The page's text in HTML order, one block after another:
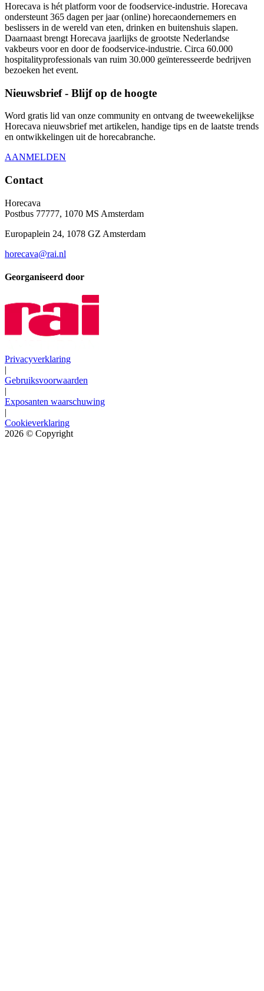
Horecava is hét platform voor de foodservice-industrie. Horecava
ondersteunt 365 dagen per jaar (online) horecaondernemers en
beslissers in de wereld van eten, drinken en buitenshuis slapen.
Daarnaast brengt Horecava jaarlijks de grootste Nederlandse
vakbeurs voor en door de foodservice-industrie. Circa 60.000
hospitalityprofessionals van ruim 30.000 geïnteresseerde bedrijven
bezoeken het event.
Nieuwsbrief - Blijf op de hoogte
Word gratis lid van onze community en ontvang de tweewekelijkse
Horecava nieuwsbrief met artikelen, handige tips en de laatste trends
en ontwikkelingen uit de horecabranche.
AANMELDEN
Contact
Horecava
Postbus 77777, 1070 MS Amsterdam
Europaplein 24, 1078 GZ Amsterdam
horecava@rai.nl
Georganiseerd door
Privacyverklaring
|
Gebruiksvoorwaarden
|
Exposanten waarschuwing
|
Cookieverklaring
2026 © Copyright